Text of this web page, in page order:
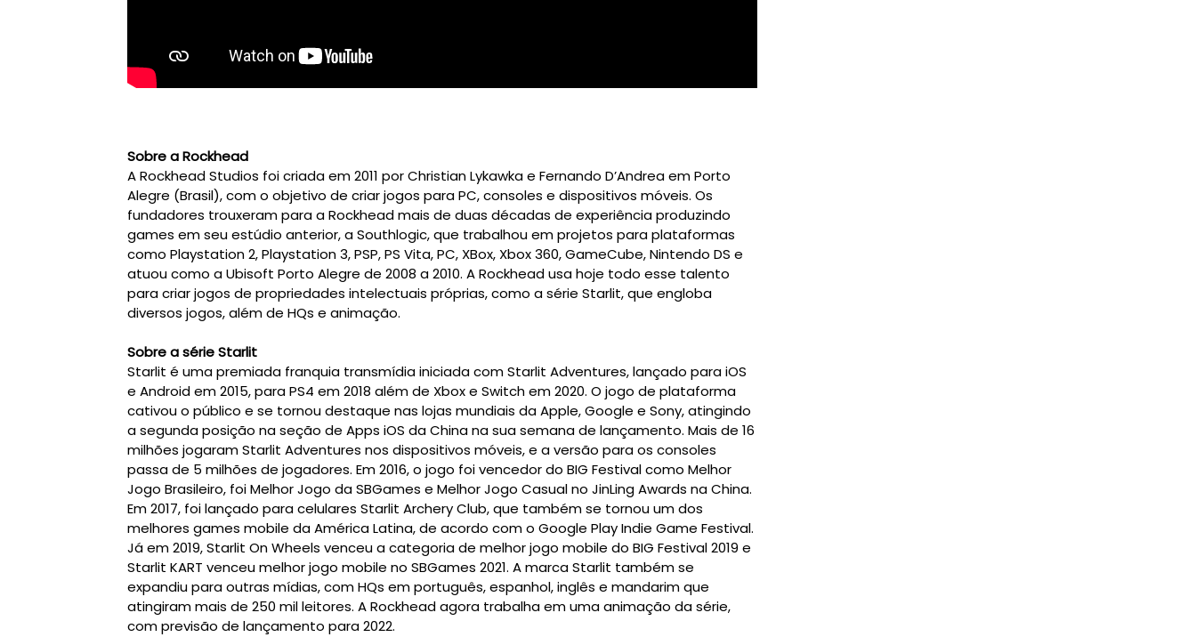
Sobre a Rockhead
A Rockhead Studios foi criada em 2011 por Christian Lykawka e Fernando D’Andrea em Porto
Alegre (Brasil), com o objetivo de criar jogos para PC, consoles e dispositivos móveis. Os
fundadores trouxeram para a Rockhead mais de duas décadas de experiência produzindo
games em seu estúdio anterior, a Southlogic, que trabalhou em projetos para plataformas
como Playstation 2, Playstation 3, PSP, PS Vita, PC, XBox, Xbox 360, GameCube, Nintendo DS e
atuou como a Ubisoft Porto Alegre de 2008 a 2010. A Rockhead usa hoje todo esse talento
para criar jogos de propriedades intelectuais próprias, como a série Starlit, que engloba
diversos jogos, além de HQs e animação.
Sobre a série Starlit
Starlit é uma premiada franquia transmídia iniciada com Starlit Adventures, lançado para iOS
e Android em 2015, para PS4 em 2018 além de Xbox e Switch em 2020. O jogo de plataforma
cativou o público e se tornou destaque nas lojas mundiais da Apple, Google e Sony, atingindo
a segunda posição na seção de Apps iOS da China na sua semana de lançamento. Mais de 16
milhões jogaram Starlit Adventures nos dispositivos móveis, e a versão para os consoles
passa de 5 milhões de jogadores. Em 2016, o jogo foi vencedor do BIG Festival como Melhor
Jogo Brasileiro, foi Melhor Jogo da SBGames e Melhor Jogo Casual no JinLing Awards na China.
Em 2017, foi lançado para celulares Starlit Archery Club, que também se tornou um dos
melhores games mobile da América Latina, de acordo com o Google Play Indie Game Festival.
Já em 2019, Starlit On Wheels venceu a categoria de melhor jogo mobile do BIG Festival 2019 e
Starlit KART venceu melhor jogo mobile no SBGames 2021. A marca Starlit também se
expandiu para outras mídias, com HQs em português, espanhol, inglês e mandarim que
atingiram mais de 250 mil leitores. A Rockhead agora trabalha em uma animação da série,
com previsão de lançamento para 2022.